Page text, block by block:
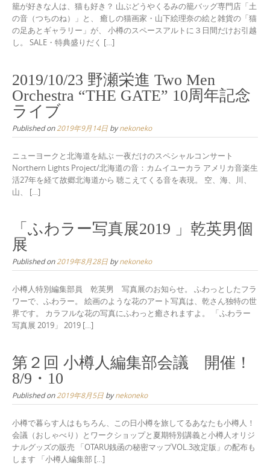
籠が好きな人は、猫も好き？ 山ぶどうやくるみの籠バッグ専門店「土
の音（つちのね）」と、 癒しの猫画家・山下絵理奈の絵と雑貨の「猫
の足あとギャラリー」が、 小樽のスペースアルトに３日間だけお引越
し。 SALE・特典盛りだく […]
2019/10/23 野瀬栄進 Two Men
Orchestra “THE GATE” 10周年記念
ライブ
Published on2019年9月14日 bynekoneko
ニューヨークと北海道を結ぶ 一夜だけのスペシャルコンサート
Northern Lights Project/北海道の音：カムイユーカラ アメリカ音楽生
活27年を経て故郷北海道から 聴こえてくる音を表現。 空、海、川、
山、 […]
「ふわラー写真展2019 」乾英男個
展
Published on2019年8月28日 bynekoneko
小樽人特別編集部員 乾英男 写真展のお知らせ。 ふわっとしたフラ
ワーで、ふわラー。 絵画のような花のアート写真は、乾さん独特の世
界です。 カラフルな花の写真にふわっと癒されますよ。 「ふわラー
写真展 2019」 2019 […]
第２回 小樽人編集部会議 開催！
8/9・10
Published on2019年8月5日 bynekoneko
小樽で暮らす人はもちろん、この日小樽を旅してるあなたも小樽人！
会議（おしゃべり）とワークショップと夏期特別講義と小樽人オリジ
ナルグッズの販売 「OTARU銭函の秘密マップVOL.3改定版」の配布も
します 「小樽人編集部 […]